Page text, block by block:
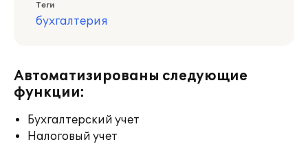
Теги
бухгалтерия
Автоматизированы следующие
функции:
Бухгалтерский учет
Налоговый учет